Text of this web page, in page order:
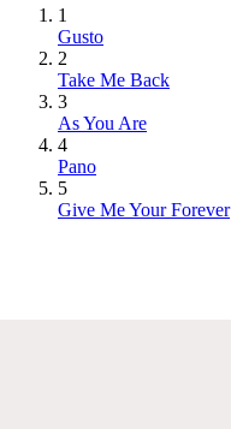
1
Gusto
2
Take Me Back
3
As You Are
4
Pano
5
Give Me Your Forever